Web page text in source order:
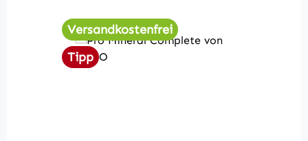
Versandkostenfrei
Tipp